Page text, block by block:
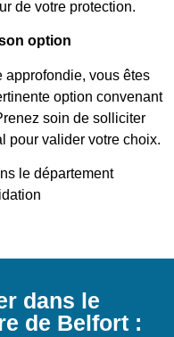
de votre protection.
option
approfondie, vous êtes
option convenant
soin de solliciter
pour valider votre choix.
le département
dans le
de Belfort :